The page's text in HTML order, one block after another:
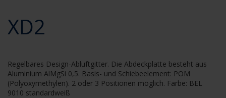
XD2
Regelbares Design-Abluftgitter. Die Abdeckplatte besteht aus
Aluminium AlMgSi 0,5. Basis- und Schiebeelement: POM
(Polyoxymethylen). 2 oder 3 Positionen möglich. Farbe: BEL
9010 standardweiß